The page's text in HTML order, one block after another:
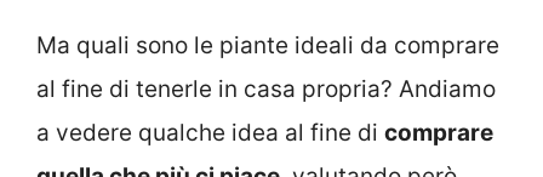
Ma quali sono le piante ideali da comprare
al fine di tenerle in casa propria? Andiamo
a vedere qualche idea al fine di comprare